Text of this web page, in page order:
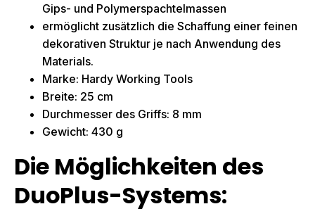
Gips- und Polymerspachtelmassen
ermöglicht zusätzlich die Schaffung einer feinen
dekorativen Struktur je nach Anwendung des
Materials.
Marke: Hardy Working Tools
Breite: 25 cm
Durchmesser des Griffs: 8 mm
Gewicht: 430 g
Die Möglichkeiten des
DuoPlus-Systems: